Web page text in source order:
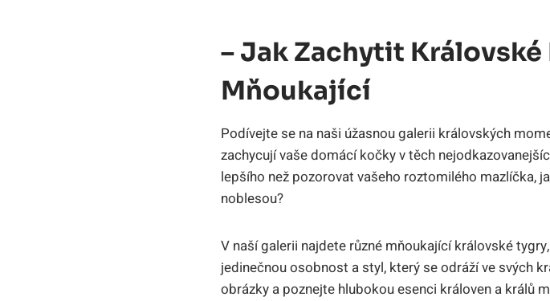
– Jak Zachytit
Mňoukající
Podívejte se na naši úžasnou galerii královských
zachycují vaše domácí kočky v těch
lepšího než pozorovat vašeho roztomilého mazlíčka,
noblesou?
V naší galerii najdete různé mňoukající královské
jedinečnou osobnost a styl, který se odráží ve svých
obrázky a poznejte hlubokou esenci královen a králů